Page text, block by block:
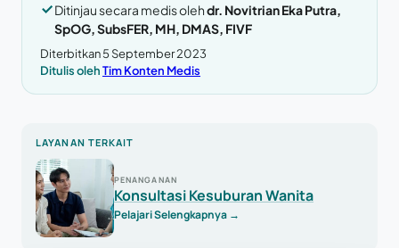
Ditinjau secara medis olehdr. Novitrian Eka Putra,
SpOG, SubsFER, MH, DMAS, FIVF
Diterbitkan 5 September 2023
Ditulis olehTim Konten Medis
LAYANAN TERKAIT
PENANGANAN
Konsultasi Kesuburan Wanita
Pelajari Selengkapnya →